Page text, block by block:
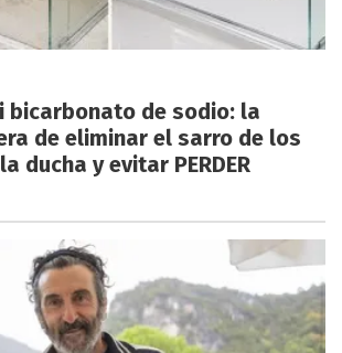
bicarbonato de sodio: la
de eliminar el sarro de los
ducha y evitar PERDER